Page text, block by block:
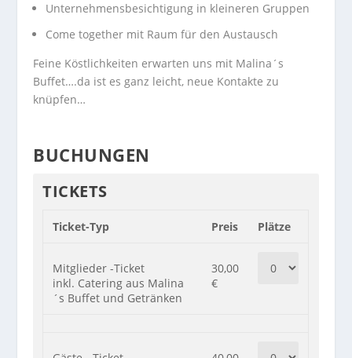
Unternehmensbesichtigung in kleineren Gruppen
Come together mit Raum für den Austausch
Feine Köstlichkeiten erwarten uns mit Malina´s
Buffet….da ist es ganz leicht, neue Kontakte zu
knüpfen…
BUCHUNGEN
TICKETS
Ticket-Typ Preis Plätze
Mitglieder -Ticket
inkl. Catering aus Malina
´s Buffet und Getränken
30,00
€